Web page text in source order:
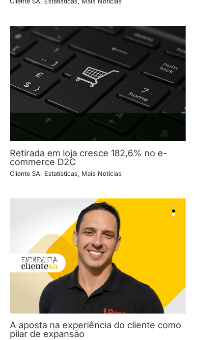
Retirada em loja cresce 182,6% no e-
commerce D2C
Cliente SA, Estatísticas, Mais Notícias
A aposta na experiência do cliente como
pilar de expansão